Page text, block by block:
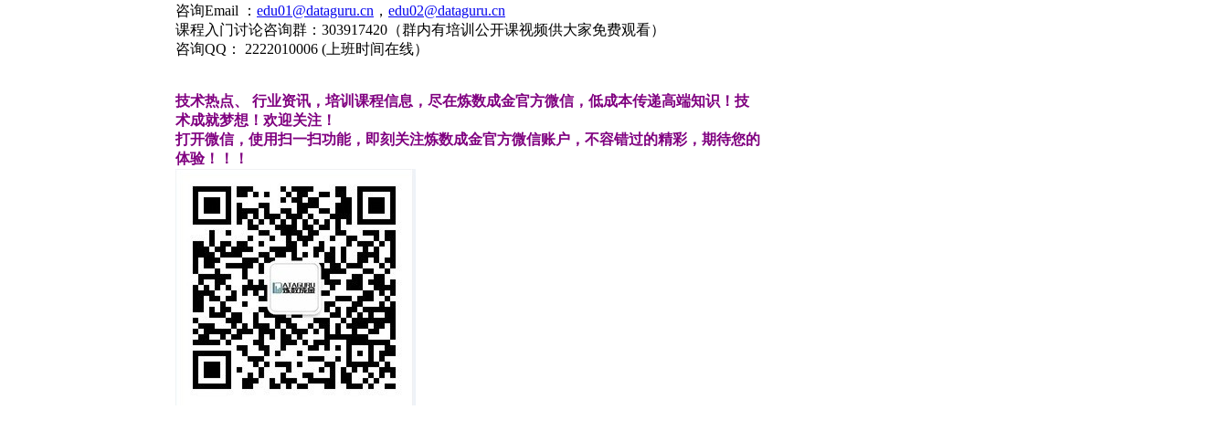
咨询Email ： edu01@dataguru.cn ， edu02@dataguru.cn
课程入门讨论咨询群：303917420（群内有培训公开课视频供大家免费观看）
咨询QQ： 2222010006 (上班时间在线）
技术热点、
行业资讯，培训课程信息，尽在炼数成金官方微信，低成本传递高端知识！技
术成就梦想！欢迎关注！
打开微信，使用扫一扫功能，即刻关注炼数成金官方微信账户，不容错过的精彩，期待您的
体验！！！